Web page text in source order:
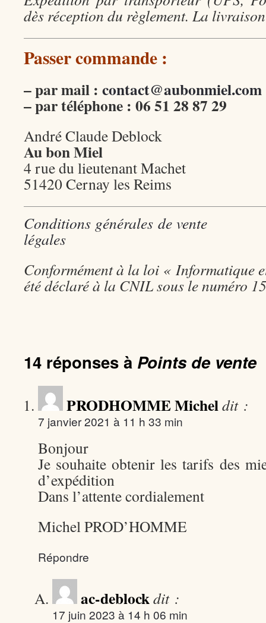
dès réception du règlement. La
Passer commande :
– par mail : contact@aubonmiel.com
– par téléphone : 06 51 28 87 29
André Claude Deblock
Au bon Miel
4 rue du lieutenant Machet
51420 Cernay les Reims
Conditions générales de vente
légales
Conformément à la loi « Informatique
été déclaré à la CNIL sous le numéro
14 réponses à Points de vente
PRODHOMME Micheldit :
7 janvier 2021 à 11 h 33 min
Bonjour
Je souhaite obtenir les tarifs des
d’expédition
Dans l’attente cordialement
Michel PROD’HOMME
Répondre
ac-deblockdit :
17 juin 2023 à 14 h 06 min